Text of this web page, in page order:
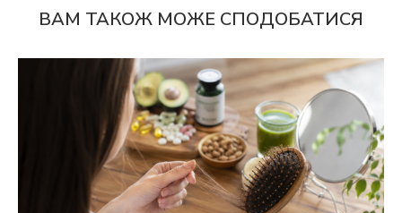
ВАМ ТАКОЖ МОЖЕ СПОДОБАТИСЯ